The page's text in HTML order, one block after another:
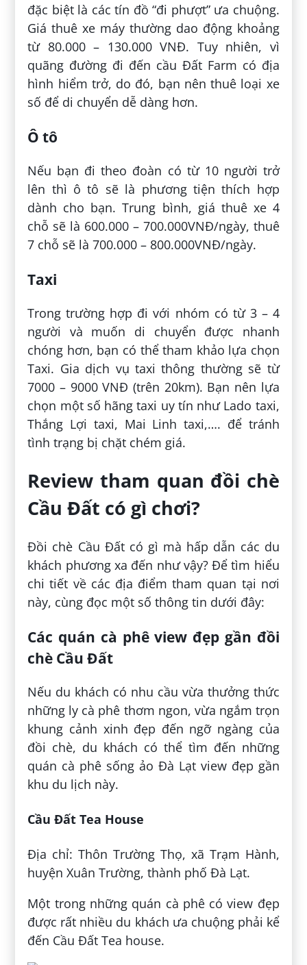
đặc biệt là các tín đồ “đi phượt” ưa chuộng.
Giá thuê xe máy thường dao động khoảng
từ 80.000 – 130.000 VNĐ. Tuy nhiên, vì
quãng đường đi đến cầu Đất Farm có địa
hình hiểm trở, do đó, bạn nên thuê loại xe
số để di chuyển dễ dàng hơn.
Ô tô
Nếu bạn đi theo đoàn có từ 10 người trở
lên thì ô tô sẽ là phương tiện thích hợp
dành cho bạn. Trung bình, giá thuê xe 4
chỗ sẽ là 600.000 – 700.000VNĐ/ngày, thuê
7 chỗ sẽ là 700.000 – 800.000VNĐ/ngày.
Taxi
Trong trường hợp đi với nhóm có từ 3 – 4
người và muốn di chuyển được nhanh
chóng hơn, bạn có thể tham khảo lựa chọn
Taxi. Gia dịch vụ taxi thông thường sẽ từ
7000 – 9000 VNĐ (trên 20km). Bạn nên lựa
chọn một số hãng taxi uy tín như Lado taxi,
Thắng Lợi taxi, Mai Linh taxi,…. để tránh
tình trạng bị chặt chém giá.
Review tham quan đồi chè
Cầu Đất có gì chơi?
Đồi chè Cầu Đất có gì mà hấp dẫn các du
khách phương xa đến như vậy? Để tìm hiểu
chi tiết về các địa điểm tham quan tại nơi
này, cùng đọc một số thông tin dưới đây:
Các quán cà phê view đẹp gần đồi
chè Cầu Đất
Nếu du khách có nhu cầu vừa thưởng thức
những ly cà phê thơm ngon, vừa ngắm trọn
khung cảnh xinh đẹp đến ngỡ ngàng của
đồi chè, du khách có thể tìm đến những
quán cà phê sống ảo Đà Lạt view đẹp gần
khu du lịch này.
Cầu Đất Tea House
Địa chỉ: Thôn Trường Thọ, xã Trạm Hành,
huyện Xuân Trường, thành phố Đà Lạt.
Một trong những quán cà phê có view đẹp
được rất nhiều du khách ưa chuộng phải kể
đến Cầu Đất Tea house.